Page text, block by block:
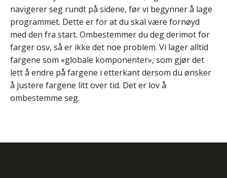
navigerer seg rundt på sidene, før vi begynner å lage
programmet. Dette er for at du skal være fornøyd
med den fra start. Ombestemmer du deg derimot for
farger osv, så er ikke det noe problem. Vi lager alltid
fargene som «globale komponenter», som gjør det
lett å endre på fargene i etterkant dersom du ønsker
å justere fargene litt over tid. Det er lov å
ombestemme seg.